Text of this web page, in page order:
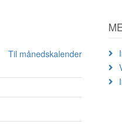
Til månedskalender